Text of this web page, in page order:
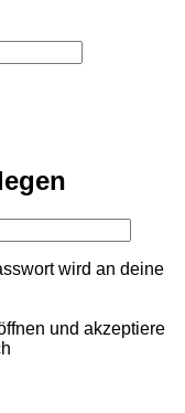
wird an deine
und akzeptiere